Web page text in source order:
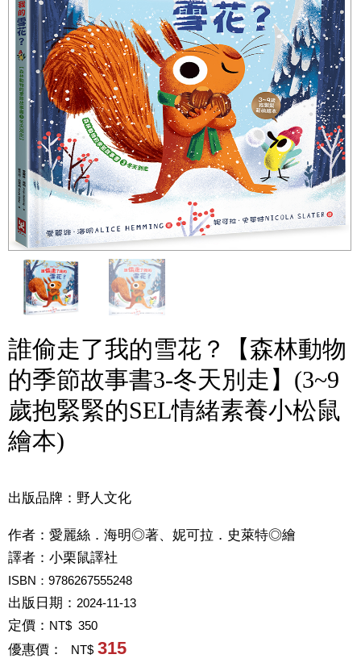
誰偷走了我的雪花？【森林動物
的季節故事書3-冬天別走】(3~9
歲抱緊緊的SEL情緒素養小松鼠
繪本)
出版品牌：野人文化
作者： 愛麗絲．海明◎著、妮可拉．史萊特◎繪
譯者： 小栗鼠譯社
ISBN：9786267555248
出版日期： 2024-11-13
定價： NT$ 350
優惠價： NT$ 315